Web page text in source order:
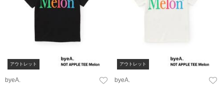
アウトレット
byeA.
アウトレット
byeA.